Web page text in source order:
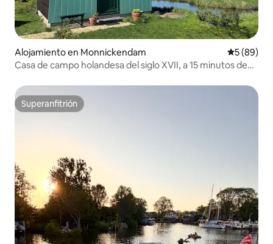
Alojamiento en Monnickendam
5 (89)
Casa de campo holandesa del siglo XVII, a 15 minutos de
Superanfitrión
Superanfitrión